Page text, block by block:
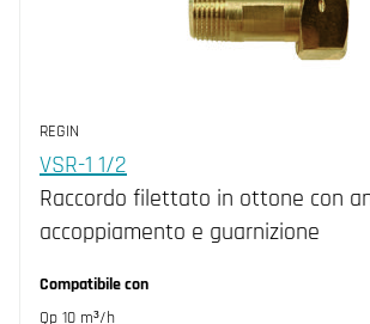
REGIN
VSR-1 1/2
Raccordo filettato in ottone con
accoppiamento e guarnizione
Compatibile con
Qp 10 m³/h